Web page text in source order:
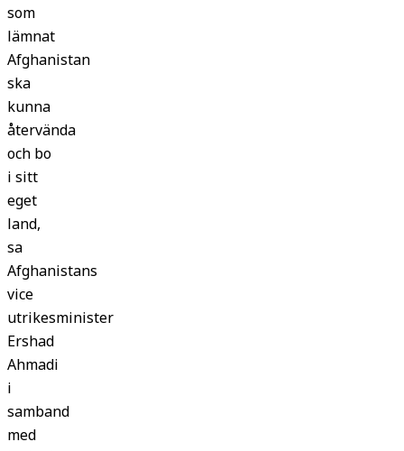
som
lämnat
Afghanistan
ska
kunna
återvända
och bo
i sitt
eget
land,
sa
Afghanistans
vice
utrikesminister
Ershad
Ahmadi
i
samband
med